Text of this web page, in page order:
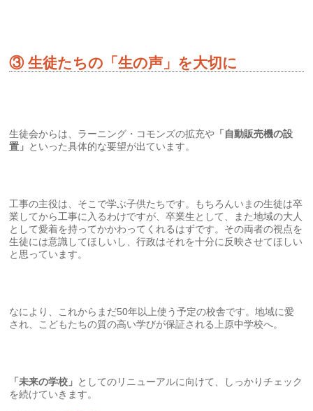
③ 生徒たちの「生の声」を大切に
生徒会からは、ラーニング・コモンズの拡充や 「自動販売機の設
置」 といった具体的な要望が出ています。
工事の主役は、そこで学ぶ子供たちです。もちろんいまの生徒は卒
業してから工事に入るわけですが、卒業生として、また地域の大人
として愛着を持ってかかわってくれるはずです。その両者の視点を
生徒には意識してほしいし、行政はそれを十分に反映させてほしい
と思っています。
なにより、これからまだ50年以上使う予定の校舎です。地域に愛
され、こどもたちの質の高い学びが保証される上原中学校へ。
「未来の学校」 としてのリニューアルに向けて、しっかりチェック
を続けていきます。